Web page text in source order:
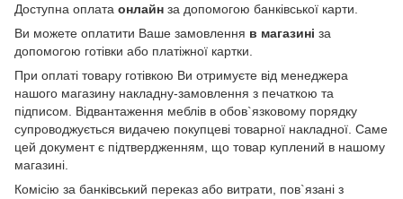
Доступна оплата онлайн за допомогою банківської карти.
Ви можете оплатити Ваше замовлення в магазині за
допомогою готівки або платіжної картки.
При оплаті товару готівкою Ви отримуєте від менеджера
нашого магазину накладну-замовлення з печаткою та
підписом. Відвантаження меблів в обов`язковому порядку
супроводжується видачею покупцеві товарної накладної. Саме
цей документ є підтвердженням, що товар куплений в нашому
магазині.
Комісію за банківський переказ або витрати, пов`язані з